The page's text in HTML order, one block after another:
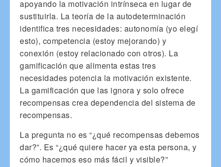
apoyando la motivación intrínseca en lugar de
sustituirla. La teoría de la autodeterminación
identifica tres necesidades: autonomía (yo elegí
esto), competencia (estoy mejorando) y
conexión (estoy relacionado con otros). La
gamificación que alimenta estas tres
necesidades potencia la motivación existente.
La gamificación que las ignora y solo ofrece
recompensas crea dependencia del sistema de
recompensas.
La pregunta no es “¿qué recompensas debemos
dar?”. Es “¿qué quiere hacer ya esta persona, y
cómo hacemos eso más fácil y visible?”